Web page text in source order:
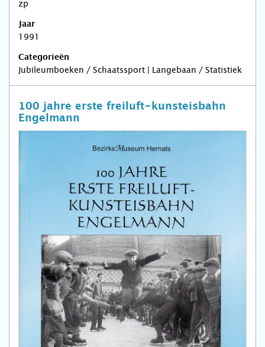
zp
Jaar
1991
Categorieën
Jubileumboeken / Schaatssport | Langebaan / Statistiek
100 jahre erste freiluft-kunsteisbahn
Engelmann